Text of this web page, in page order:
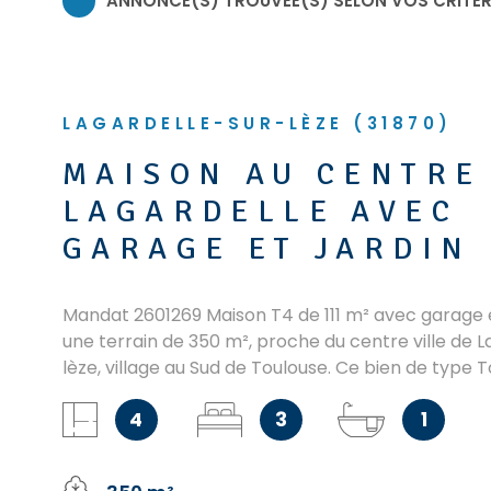
LAGARDELLE-SUR-LÈZE (31870)
MAISON AU CENTRE
LAGARDELLE AVEC
GARAGE ET JARDIN
Mandat 2601269 Maison T4 de 111 m² avec
une terrain de 350 m², proche du centre ville de
lèze, village au Sud de Toulouse. Ce bien de type
vous est présentée par OXXIMMO, il est situé dans
calme, prendre en compte la remise en état de
avec un agrandissement possible de de 45 m²
Les menuiseries ont été remplacé par du PVC
4 3 1